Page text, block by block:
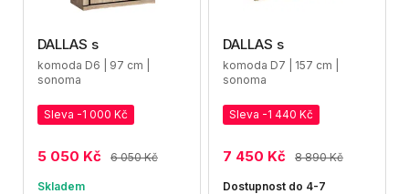
DALLAS s
komoda D6 | 97 cm |
sonoma
Sleva -1 000 Kč
5 050 Kč 6 050 Kč
Skladem
DALLAS s
komoda D7 | 157 cm |
sonoma
Sleva -1 440 Kč
7 450 Kč 8 890 Kč
Dostupnost do 4-7